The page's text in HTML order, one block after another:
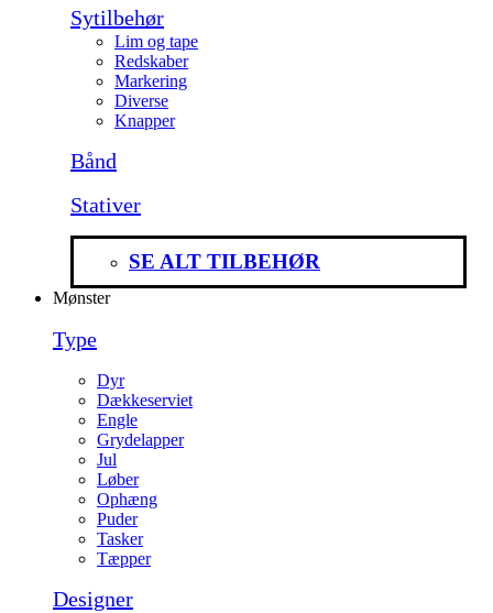
Sytilbehør
Lim og tape
Redskaber
Markering
Diverse
Knapper
Bånd
Stativer
SE ALT TILBEHØR
Mønster
Type
Dyr
Dækkeserviet
Engle
Grydelapper
Jul
Løber
Ophæng
Puder
Tasker
Tæpper
Designer